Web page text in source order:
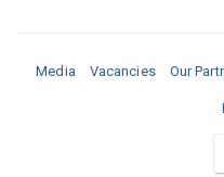
Media Vacancies Our